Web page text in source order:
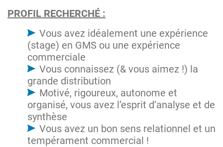
PROFIL RECHERCHÉ :
Vous avez idéalement une expérience
(stage) en GMS ou une expérience
commerciale
Vous connaissez (& vous aimez !) la
grande distribution
Motivé, rigoureux, autonome et
organisé, vous avez l’esprit d’analyse et de
synthèse
Vous avez un bon sens relationnel et un
tempérament commercial !